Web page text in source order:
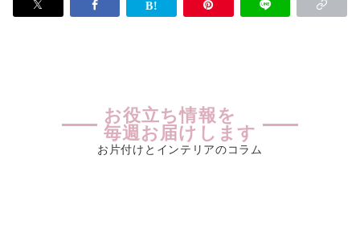
お役立ち情報を
毎週お届けします
お片付けとインテリアのコラム